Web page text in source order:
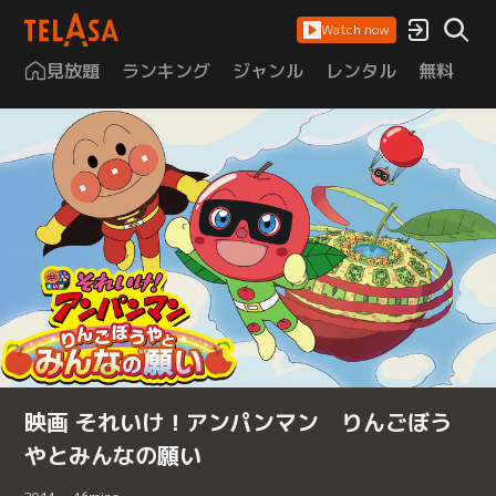
Watch now
見放題 ランキング ジャンル レンタル 無料
映画 それいけ！アンパンマン りんごぼう
やとみんなの願い